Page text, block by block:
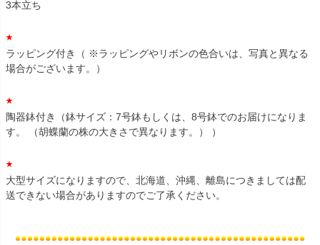
3本立ち
ラッピング付き（ ※ラッピングやリボンの色合いは、写真と異なる
場合がございます。）
陶器鉢付き（鉢サイズ：7号鉢もしくは、8号鉢でのお届けになりま
す。 （胡蝶蘭の株の大きさで異なります。） ）
大型サイズになりますので、北海道、沖縄、離島につきましては配
送できない場合がありますのでご了承ください。